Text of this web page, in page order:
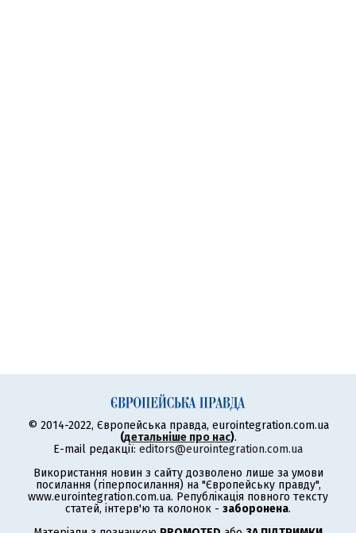
© 2014-2022, Європейська правда, eurointegration.com.ua
(детальніше про нас).
E-mail редакції: editors@eurointegration.com.ua
Використання новин з сайту дозволено лише за умови
посилання (гіперпосилання) на "Європейську правду",
www.eurointegration.com.ua. Републікація повного тексту
статей, інтерв'ю та колонок - заборонена.